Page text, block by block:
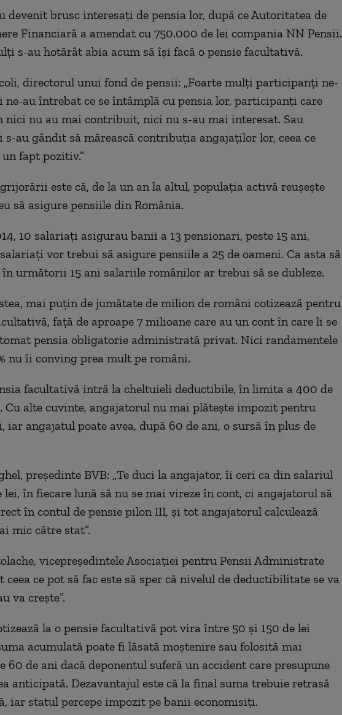
devenit brusc interesaţi de pensia lor, după ce Autoritatea de
Financiară a amendat cu 750.000 de lei compania NN Pensii.
s-au hotărât abia acum să îşi facă o pensie facultativă.
directorul unui fond de pensii: „Foarte mulţi participanţi ne-
ne-au întrebat ce se întâmplă cu pensia lor, participanţi care
nici nu au mai contribuit, nici nu s-au mai interesat. Sau
s-au gândit să mărească contribuţia angajaţilor lor, ceea ce
fapt pozitiv.”
este că, de la un an la altul, populaţia activă reuşeşte
să asigure pensiile din România.
10 salariaţi asigurau banii a 13 pensionari, peste 15 ani,
vor trebui să asigure pensiile a 25 de oameni. Ca asta să
următorii 15 ani salariile românilor ar trebui să se dubleze.
mai puţin de jumătate de milion de români cotizează pentru
faţă de aproape 7 milioane care au un cont în care li se
pensia obligatorie administrată privat. Nici randamentele
nu îi conving prea mult pe români.
facultativă intră la cheltuieli deductibile, în limita a 400 de
Cu alte cuvinte, angajatorul nu mai plăteşte impozit pentru
iar angajatul poate avea, după 60 de ani, o sursă în plus de
preşedinte BVB: „Te duci la angajator, îi ceri ca din salariul
lei, în fiecare lună să nu se mai vireze în cont, ci angajatorul să
în contul de pensie pilon III, şi tot angajatorul calculează
mic către stat”.
vicepreşedintele Asociaţiei pentru Pensii Administrate
ceea ce pot să fac este să sper că nivelul de deductibilitate se va
va creşte”.
la o pensie facultativă pot vira între 50 şi 150 de lei
acumulată poate fi lăsată moştenire sau folosită mai
60 de ani dacă deponentul suferă un accident care presupune
anticipată. Dezavantajul este că la final suma trebuie retrasă
iar statul percepe impozit pe banii economisiţi.